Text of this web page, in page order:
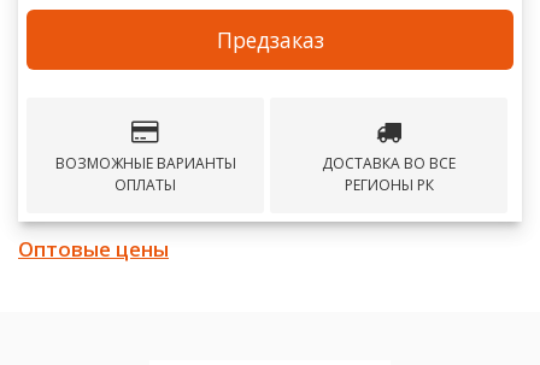
Предзаказ
ВОЗМОЖНЫЕ ВАРИАНТЫ
ОПЛАТЫ
ДОСТАВКА ВО ВСЕ
РЕГИОНЫ РК
Оптовые цены